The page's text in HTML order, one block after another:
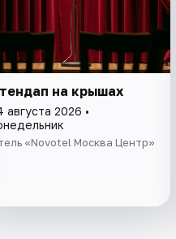
на крышах
августа 2026 •
«Novotel Москва Центр»